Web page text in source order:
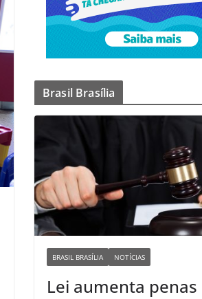
Brasil Brasília
BRASIL BRASÍLIA NOTÍCIAS
Lei aumenta penas